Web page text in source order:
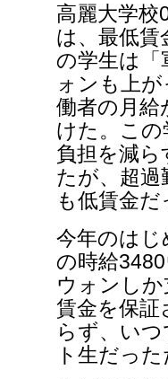
高麗大学校
は、最低
の学生は「
ォンも上
働者の月
けた。こ
負担を減
たが、超過
も低賃金
今年のは
の時給
ウォンし
賃金を保証
らず、い
ト生だっ